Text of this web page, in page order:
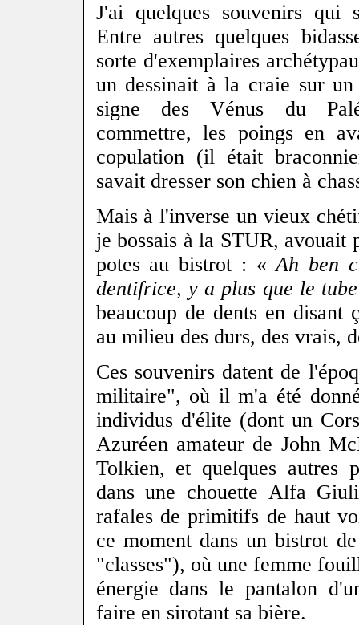
J'ai quelques souvenirs qui
Entre autres quelques
sorte d'exemplaires
un dessinait à la craie sur
signe des Vénus du
commettre, les poings en
copulation (il était
savait dresser son chien à
Mais à l'inverse un vieux
je bossais à la STUR, avouait
potes au bistrot : «Ah ben
dentifrice, y a plus que le
beaucoup de dents en disant
au milieu des durs, des vrais,
Ces souvenirs datent de
militaire", où il m'a été
individus d'élite (dont un
Azuréen amateur de John
Tolkien, et quelques autres
dans une chouette Alfa
rafales de primitifs de haut
ce moment dans un bistrot
"classes"), où une femme
énergie dans le pantalon
faire en sirotant sa bière.